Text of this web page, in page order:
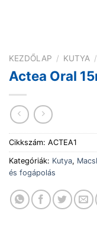
KEZDŐLAP / KUTYA /
Actea Oral
Cikkszám: ACTEA1
Kategóriák: Kutya,
és fogápolás